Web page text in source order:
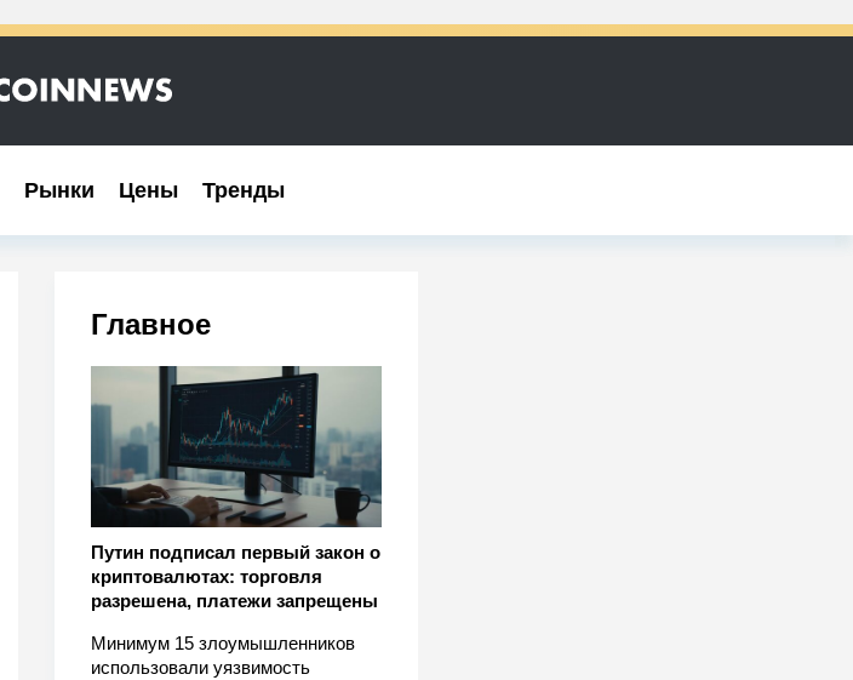
Рынки Цены Тренды
Рынки Цены Тренды
Главное
Путин подписал первый закон о
криптовалютах: торговля
разрешена, платежи запрещены
Минимум 15 злоумышленников
использовали уязвимость